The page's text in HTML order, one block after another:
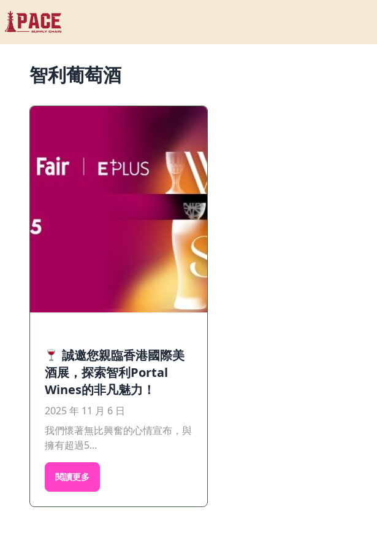
智利葡萄酒
誠邀您親臨香港國際美
酒展，探索智利Portal
Wines的非凡魅力！
2025 年 11 月 6 日
我們懷著無比興奮的心情宣布，與
擁有超過5...
閱讀更多